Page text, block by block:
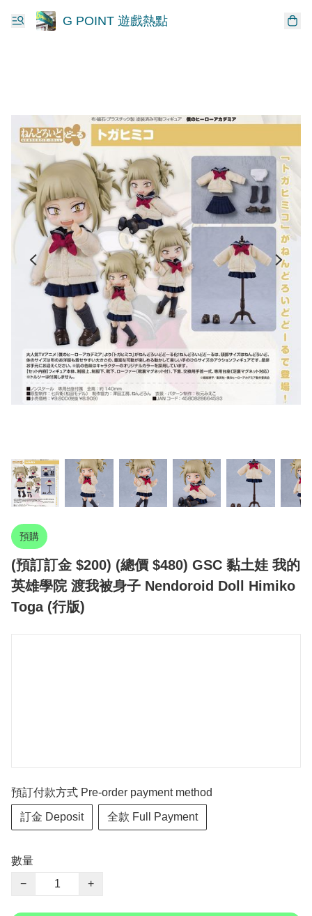
G POINT 遊戲熱點
預購
(預訂訂金 $200) (總價 $480) GSC 黏土娃 我的
英雄學院 渡我被身子 Nendoroid Doll Himiko
Toga (行版)
預訂付款方式 Pre-order payment method
訂金 Deposit 全款 Full Payment
數量
−
+